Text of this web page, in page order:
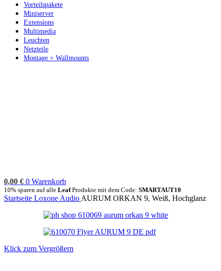
Vorteilspakete
Miniserver
Extensions
Multimedia
Leuchten
Netzteile
Montage + Wallmounts
0,00 € 0 Warenkorb
10% sparen auf alle LeafProdukte mit dem Code: SMARTAUT10
Startseite Loxone Audio AURUM ORKAN 9, Weiß, Hochglanz
Klick zum Vergrößern